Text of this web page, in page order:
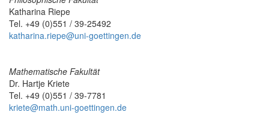
Katharina Riepe
Tel. +49 (0)551 / 39-25492
katharina.riepe@uni-goettingen.de
Mathematische Fakultät
Dr. Hartje Kriete
Tel. +49 (0)551 / 39-7781
kriete@math.uni-goettingen.de